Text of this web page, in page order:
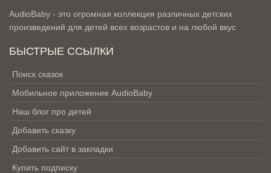
AudioBaby - это огромная коллекция различных детских
произведений для детей всех возрастов и на любой вкус
БЫСТРЫЕ ССЫЛКИ
Поиск сказок
Мобильное приложение AudioBaby
Наш блог про детей
Добавить сказку
Добавить сайт в закладки
Купить подписку